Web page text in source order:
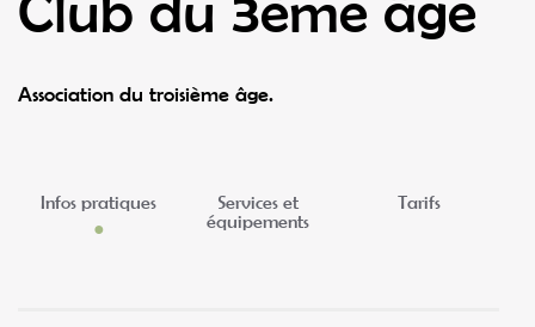
Association du troisième âge.
Infos pratiques
Services et
équipements
Tarifs